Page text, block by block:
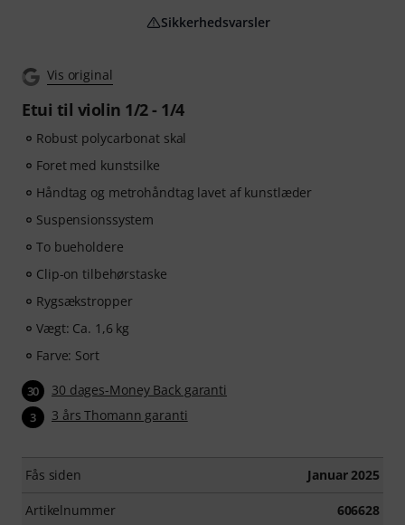
Vis original
Etui til violin 1/2 - 1/4
Robust polycarbonat skal
Foret med kunstsilke
Håndtag og metrohåndtag lavet af kunstlæder
Suspensionssystem
To bueholdere
Clip-on tilbehørstaske
Rygsækstropper
Vægt: Ca. 1,6 kg
Farve: Sort
30 30 dages-Money Back garanti
3 3 års Thomann garanti
Fås siden Januar 2025
Artikelnummer 606628
Sikkerhedsvarsler